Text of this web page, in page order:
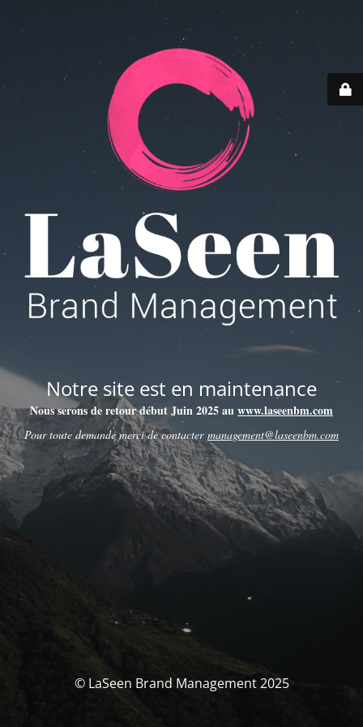
Notre site est en maintenance
Nous serons de retour début Juin 2025 auwww.laseenbm.com
Pour toute demande merci de contacter management@laseenbm.com
© LaSeen Brand Management 2025